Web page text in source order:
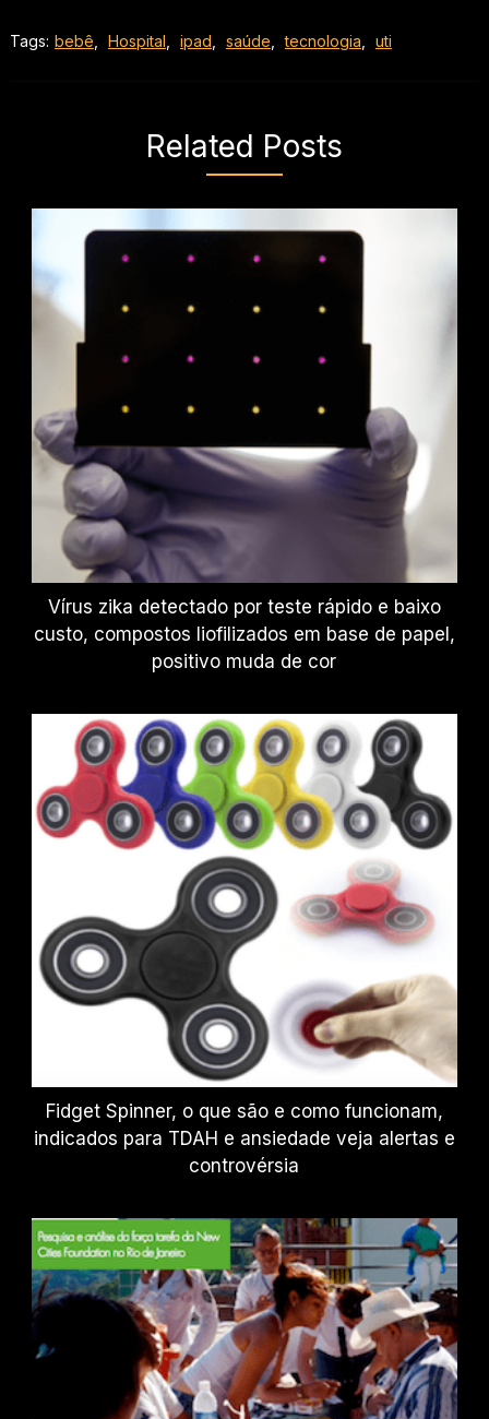
Tags: bebê Hospital ipad saúde tecnologia uti
Related Posts
Vírus zika detectado por teste rápido e baixo
custo, compostos liofilizados em base de papel,
positivo muda de cor
Fidget Spinner, o que são e como funcionam,
indicados para TDAH e ansiedade veja alertas e
controvérsia